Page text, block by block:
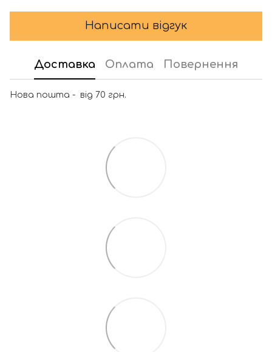
Написати відгук
Доставка Оплата Повернення
Нова пошта - від 70 грн.